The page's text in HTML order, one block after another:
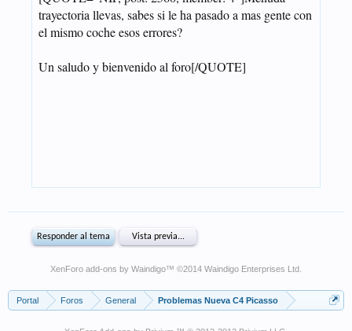
XenForo add-ons by Waindigo™ ©2014 Waindigo Enterprises Ltd
Portal Foros General Problemas Nueva C4 Picasso